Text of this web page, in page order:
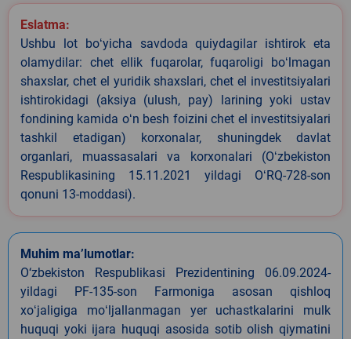
Eslatma:
Ushbu lot boʻyicha savdoda quiydagilar ishtirok eta
olamydilar: chet ellik fuqarolar, fuqaroligi boʻlmagan
shaxslar, chet el yuridik shaxslari, chet el investitsiyalari
ishtirokidagi (aksiya (ulush, pay) larining yoki ustav
fondining kamida oʻn besh foizini chet el investitsiyalari
tashkil etadigan) korxonalar, shuningdek davlat
organlari, muassasalari va korxonalari (Oʻzbekiston
Respublikasining 15.11.2021 yildagi OʻRQ-728-son
qonuni 13-moddasi).
Muhim ma’lumotlar:
O‘zbekiston Respublikasi Prezidentining 06.09.2024-
yildagi PF-135-son Farmoniga asosan qishloq
xoʻjaligiga moʻljallanmagan yer uchastkalarini mulk
huquqi yoki ijara huquqi asosida sotib olish qiymatini